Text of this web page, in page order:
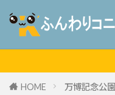
HOME 万博記念公園